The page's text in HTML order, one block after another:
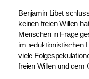
Benjamin Libet
keinen freien Willen
Menschen in Frage
im reduktionistischen
viele
freien Willen und dem